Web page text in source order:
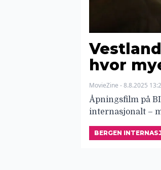
hvor
MovieZine - 8.8.2025
Åpningsfilm på
internasjonalt –
BERGEN